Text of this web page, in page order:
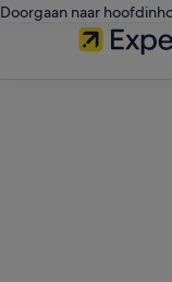
Doorgaan naar